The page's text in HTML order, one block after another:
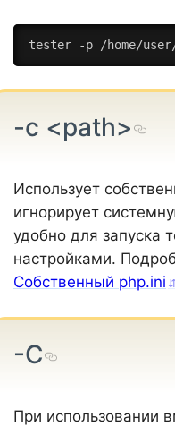
tester -p /home/
-c <path>
Использует
игнорирует
удобно для запуска
настройками.
Собственный php.ini
-C
При использовании